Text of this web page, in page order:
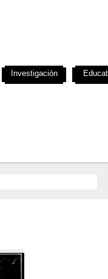
Investigación